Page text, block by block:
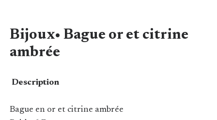
Bijoux• Bague or et citrine
ambrée
Description
Bague en or et citrine ambrée